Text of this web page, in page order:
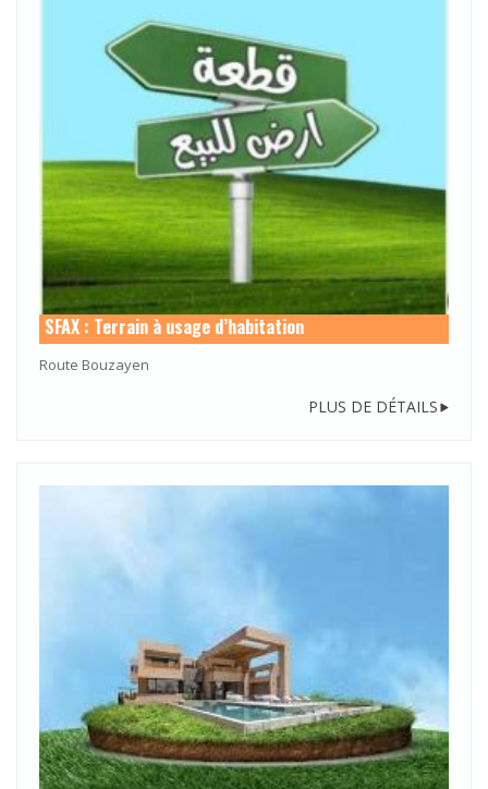
SFAX : Terrain à usage d’habitation
Route Bouzayen
PLUS DE DÉTAILS